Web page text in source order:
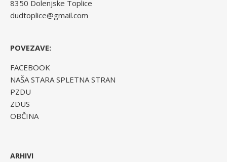
8350 Dolenjske Toplice
dudtoplice@gmail.com
POVEZAVE:
FACEBOOK
NAŠA STARA SPLETNA STRAN
PZDU
ZDUS
OBČINA
ARHIVI